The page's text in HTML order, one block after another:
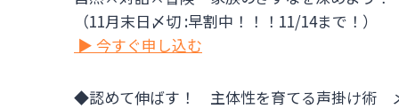
（11月末日〆切 :早割中！！！11/14まで！）
▶ 今すぐ申し込む
◆認めて伸ばす！ 主体性を育てる声掛け術